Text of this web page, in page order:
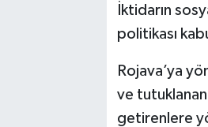
İktidarın
politikası
Rojava’ya
ve
getirenlere